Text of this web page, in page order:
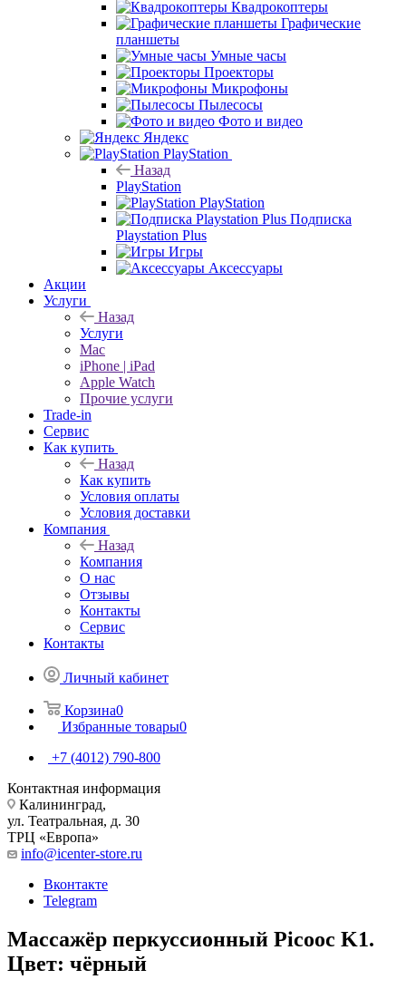
Квадрокоптеры
Графические
планшеты
Умные часы
Проекторы
Микрофоны
Пылесосы
Фото и видео
Яндекс
PlayStation
Назад
PlayStation
PlayStation
Подписка
Playstation Plus
Игры
Аксессуары
Акции
Услуги
Назад
Услуги
Mac
iPhone | iPad
Apple Watch
Прочие услуги
Trade-in
Сервис
Как купить
Назад
Как купить
Условия оплаты
Условия доставки
Компания
Назад
Компания
О нас
Отзывы
Контакты
Сервис
Контакты
Личный кабинет
Корзина0
Избранные товары0
+7 (4012) 790-800
Контактная информация
Калининград,
ул. Театральная, д. 30
ТРЦ «Европа»
info@icenter-store.ru
Вконтакте
Telegram
Массажёр перкуссионный Picooc K1.
Цвет: чёрный